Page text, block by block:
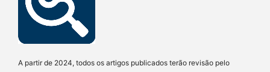
A partir de 2024, todos os artigos publicados terão revisão pelo